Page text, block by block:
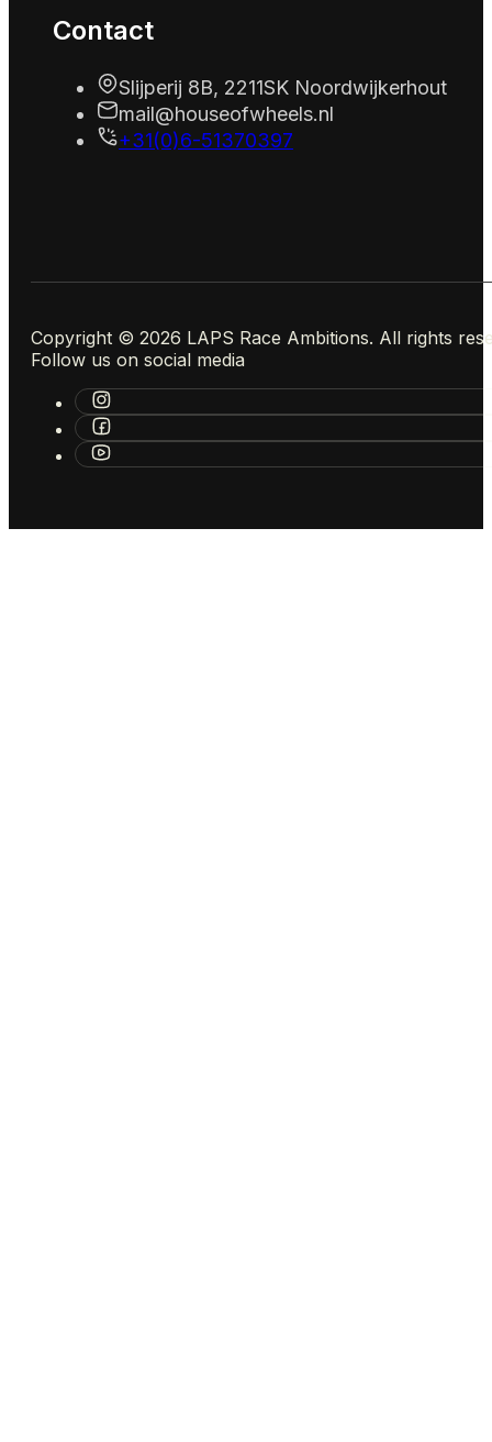
Contact
Slijperij 8B, 2211SK Noordwijkerhout
mail@houseofwheels.nl
+31(0)6-51370397
Copyright © 2026 LAPS Race Ambitions. All rights
Follow us on social media